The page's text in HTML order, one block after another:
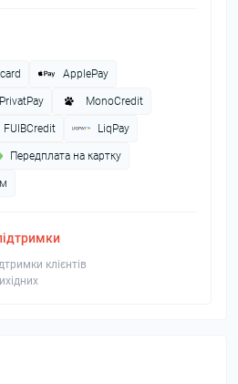
ApplePay
PrivatPay MonoCredit
FUIBCredit LiqPay
Передплата на картку
клієнтів